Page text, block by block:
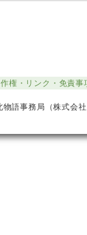
権・リンク・免責事
語事務局（株式会